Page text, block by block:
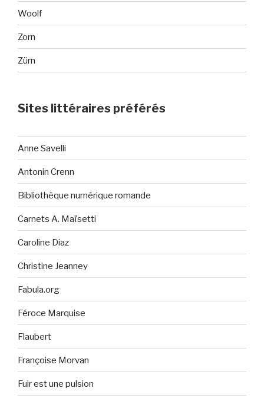
Woolf
Zorn
Zürn
Sites littéraires préférés
Anne Savelli
Antonin Crenn
Bibliothèque numérique romande
Carnets A. Maïsetti
Caroline Diaz
Christine Jeanney
Fabula.org
Féroce Marquise
Flaubert
Françoise Morvan
Fuir est une pulsion